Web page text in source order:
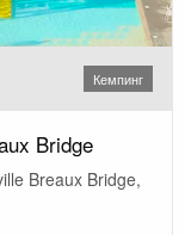
Кемпинг
Bridge
Breaux Bridge,